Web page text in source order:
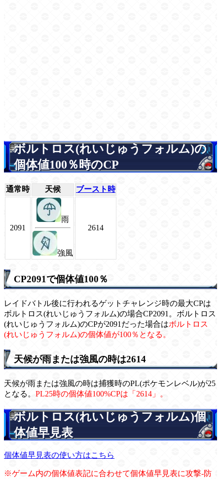
ボルトロス(れいじゅうフォルム)の
個体値100％時のCP
通常時 天候 ブースト時
2091
雨
強風
2614
CP2091で個体値100％
レイドバトル後に行われるゲットチャレンジ時の最大CPは
ボルトロス(れいじゅうフォルム)の場合CP2091。ボルトロス
(れいじゅうフォルム)のCPが2091だった場合はボルトロス
(れいじゅうフォルム)の個体値が100％となる。
天候が雨または強風の時は2614
天候が雨または強風の時は捕獲時のPL(ポケモンレベル)が25
となる。 PL25時の個体値100%CPは「2614」。
ボルトロス(れいじゅうフォルム)個
体値早見表
個体値早見表の使い方はこちら
※ゲーム内の個体値表記に合わせて個体値早見表に攻撃-防